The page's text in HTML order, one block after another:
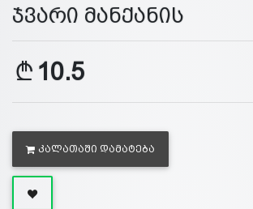
ჯვარი მანქანის
10.5
ᲙᲐᲚᲐᲗᲐᲨᲘ ᲓᲐᲛᲐᲢᲔᲑᲐ